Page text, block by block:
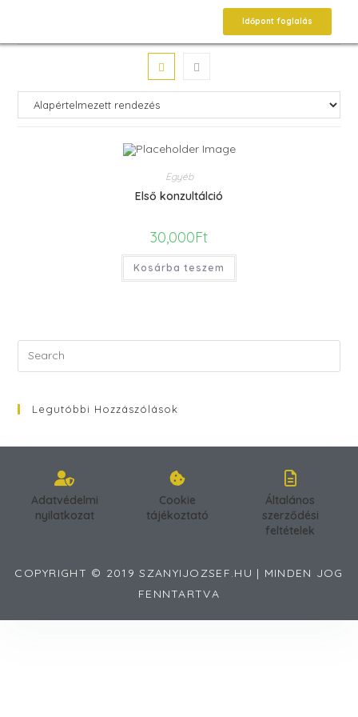
Időpont foglalás
Egyéb
Első konzultálció
30,000Ft
Kosárba teszem
Legutóbbi Hozzászólások
Adatvédelmi
nyilatkozat
Cookie
tájékoztató
Általános
szerződési
feltételek
COPYRIGHT © 2019 SZANYIJOZSEF.HU | MINDEN JOG
FENNTARTVA